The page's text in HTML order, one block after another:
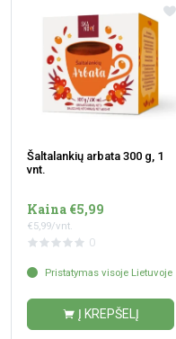
Šaltalankių arbata 300 g, 1
vnt.
Kaina €5,99
€5,99/vnt.
0
Pristatymas visoje Lietuvoje
Į KREPŠELĮ